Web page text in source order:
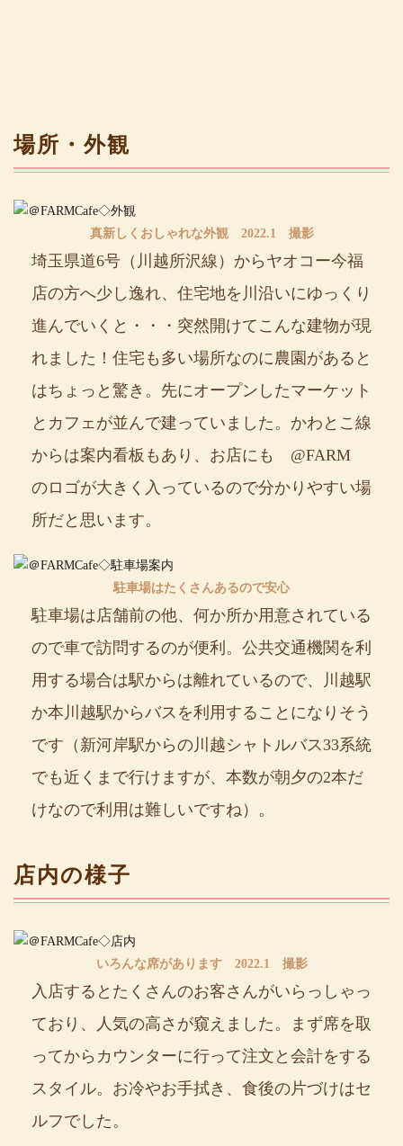
場所・外観
真新しくおしゃれな外観 2022.1 撮影
埼玉県道6号（川越所沢線）からヤオコー今福
店の方へ少し逸れ、住宅地を川沿いにゆっくり
進んでいくと・・・突然開けてこんな建物が現
れました！住宅も多い場所なのに農園があると
はちょっと驚き。先にオープンしたマーケット
とカフェが並んで建っていました。かわとこ線
からは案内看板もあり、お店にも @FARM
のロゴが大きく入っているので分かりやすい場
所だと思います。
駐車場はたくさんあるので安心
駐車場は店舗前の他、何か所か用意されている
ので車で訪問するのが便利。公共交通機関を利
用する場合は駅からは離れているので、川越駅
か本川越駅からバスを利用することになりそう
です（新河岸駅からの川越シャトルバス33系統
でも近くまで行けますが、本数が朝夕の2本だ
けなので利用は難しいですね）。
店内の様子
いろんな席があります 2022.1 撮影
入店するとたくさんのお客さんがいらっしゃっ
ており、人気の高さが窺えました。まず席を取
ってからカウンターに行って注文と会計をする
スタイル。お冷やお手拭き、食後の片づけはセ
ルフでした。